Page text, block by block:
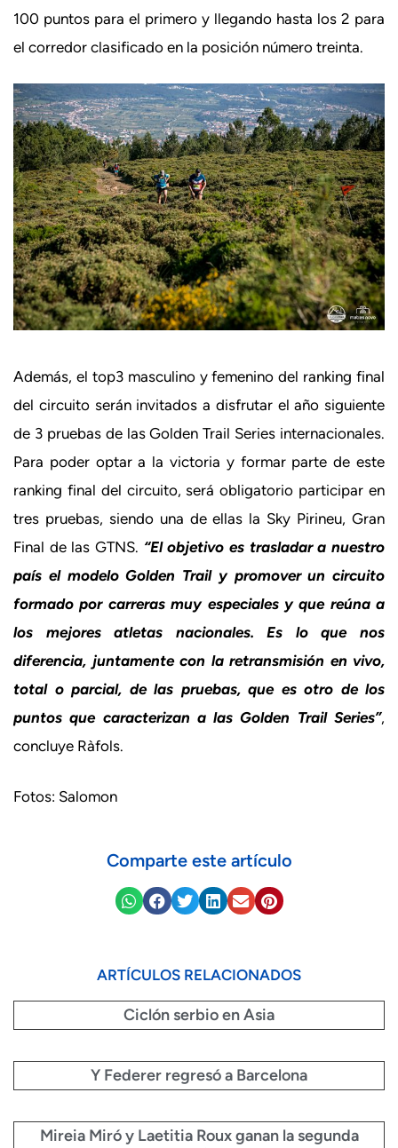
100 puntos para el primero y llegando hasta los 2 para
el corredor clasificado en la posición número treinta.
Además, el top3 masculino y femenino del ranking final
del circuito serán invitados a disfrutar el año siguiente
de 3 pruebas de las Golden Trail Series internacionales.
Para poder optar a la victoria y formar parte de este
ranking final del circuito, será obligatorio participar en
tres pruebas, siendo una de ellas la Sky Pirineu, Gran
Final de las GTNS. “El objetivo es trasladar a nuestro
país el modelo Golden Trail y promover un circuito
formado por carreras muy especiales y que reúna a
los mejores atletas nacionales. Es lo que nos
diferencia, juntamente con la retransmisión en vivo,
total o parcial, de las pruebas, que es otro de los
puntos que caracterizan a las Golden Trail Series”,
concluye Ràfols.
Fotos: Salomon
Comparte este artículo
ARTÍCULOS RELACIONADOS
Ciclón serbio en Asia
Y Federer regresó a Barcelona
Mireia Miró y Laetitia Roux ganan la segunda